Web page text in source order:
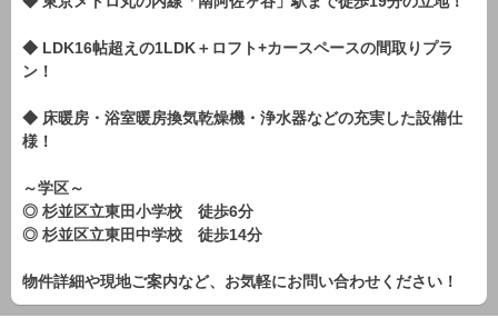
◆ LDK16帖超えの1LDK＋ロフト+カースペースの間取りプラ
ン！
◆ 床暖房・浴室暖房換気乾燥機・浄水器などの充実した設備仕
様！
～学区～
◎ 杉並区立東田小学校 徒歩6分
◎ 杉並区立東田中学校 徒歩14分
物件詳細や現地ご案内など、お気軽にお問い合わせください！